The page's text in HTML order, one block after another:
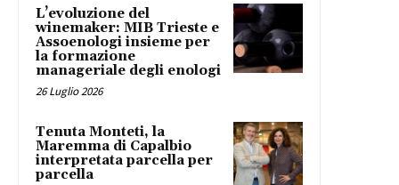
L’evoluzione del
winemaker: MIB Trieste e
Assoenologi insieme per
la formazione
manageriale degli enologi
26 Luglio 2026
Tenuta Monteti, la
Maremma di Capalbio
interpretata parcella per
parcella